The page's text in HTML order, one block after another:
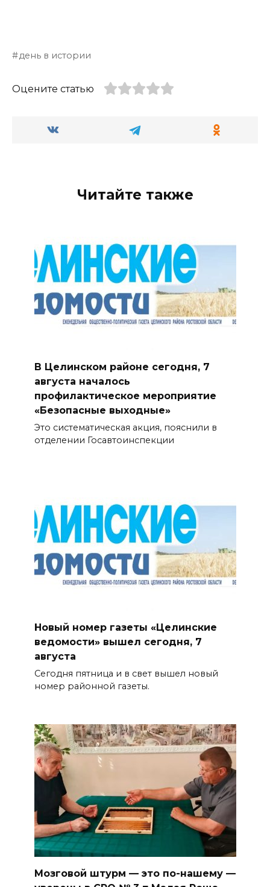
день в истории
Оцените статью
Читайте также
В Целинском районе сегодня, 7
августа началось
профилактическое мероприятие
«Безопасные выходные»
Это систематическая акция, пояснили в
отделении Госавтоинспекции
Новый номер газеты «Целинские
ведомости» вышел сегодня, 7
августа
Сегодня пятница и в свет вышел новый
номер районной газеты.
Мозговой штурм — это по-нашему —